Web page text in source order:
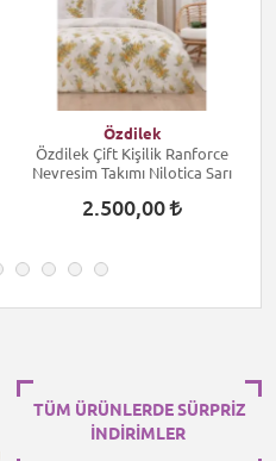
Özdilek
Özdilek Çift Kişilik Ranforce
Nevresim Takımı Nilotica Sarı
2.500,00
TÜM ÜRÜNLERDE SÜRPRİZ
İNDİRİMLER